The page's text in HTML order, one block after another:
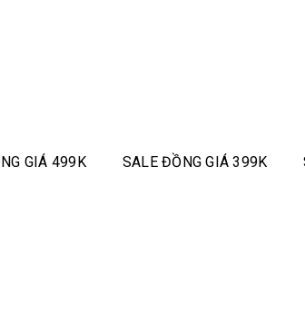
GIÁ 499K SALE ĐỒNG GIÁ 399K